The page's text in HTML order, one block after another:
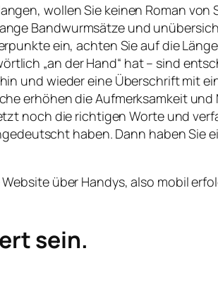
wollen Sie keinen Roman
Bandwurmsätze und
ein, achten Sie auf die
„an der Hand“ hat – sind
und wieder eine Überschrift mit
erhöhen die Aufmerksamkeit
noch die richtigen Worte und
haben. Dann haben Sie
über Handys, also mobil
sein.